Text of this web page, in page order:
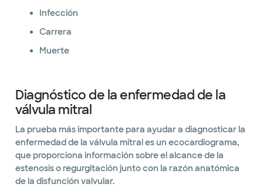
Infección
Carrera
Muerte
Diagnóstico de la enfermedad de la
válvula mitral
La prueba más importante para ayudar a diagnosticar la
enfermedad de la válvula mitral es un ecocardiograma,
que proporciona información sobre el alcance de la
estenosis o regurgitación junto con la razón anatómica
de la disfunción valvular.